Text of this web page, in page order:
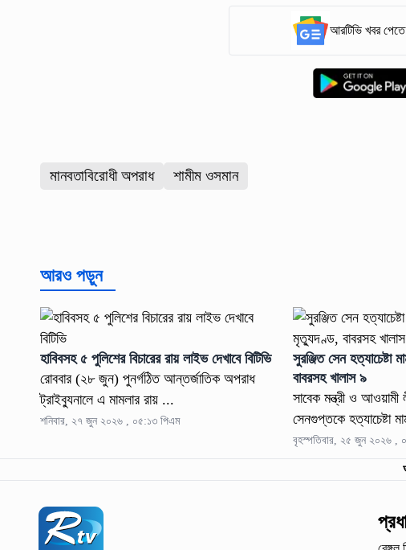
আরটিভি খবর
মানবতাবিরোধী অপরাধ শামীম ওসমান
আরও পড়ুন
হাবিবসহ ৫ পুলিশের বিচারের রায় লাইভ দেখাবে বিটিভি
রোববার (২৮ জুন) পুনর্গঠিত আন্তর্জাতিক অপরাধ
ট্রাইব্যুনালে এ মামলার রায় ...
শনিবার, ২৭ জুন ২০২৬ , ০৫:১৩ পিএম
সুরঞ্জিত সেন
বাবরসহ খালাস ৯
সাবেক মন্ত্রী ও আওয়ামী
সেনগুপ্তকে হত্যাচেষ্টা
বৃহস্পতিবার, ২৫ জুন ২০২৬ ,